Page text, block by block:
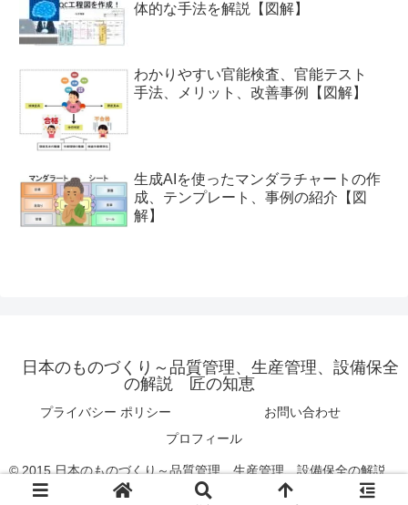
体的な手法を解説【図解】
わかりやすい官能検査、官能テスト
手法、メリット、改善事例【図解】
生成AIを使ったマンダラチャートの作
成、テンプレート、事例の紹介【図
解】
日本のものづくり～品質管理、生産管理、設備保全
の解説 匠の知恵
プライバシー ポリシー
お問い合わせ
プロフィール
© 2015 日本のものづくり～品質管理、生産管理、設備保全の解説
匠の知恵 .